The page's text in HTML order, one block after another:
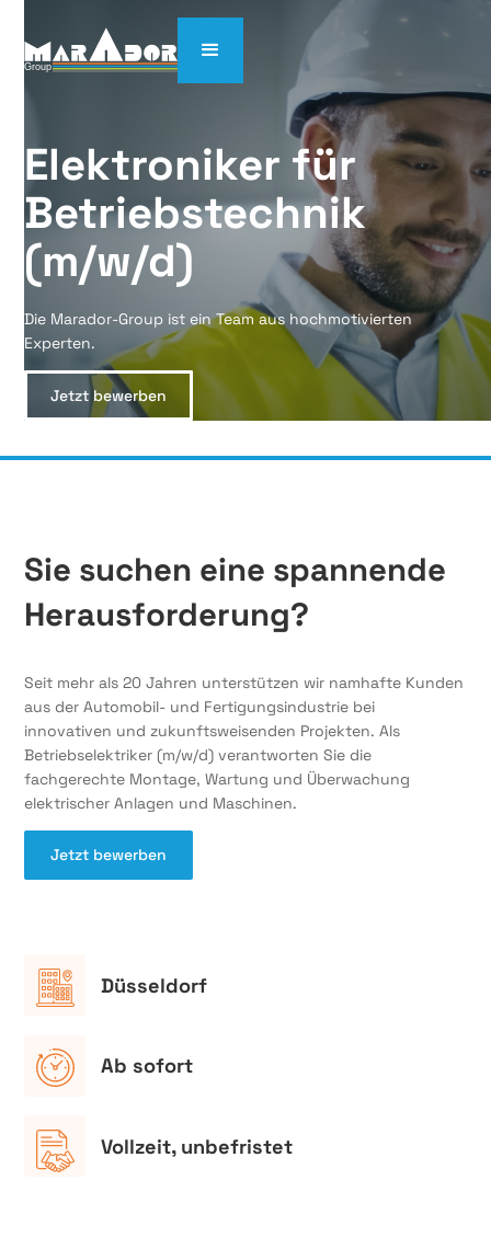
Elektroniker für
Betriebstechnik
(m/w/d)
Die Marador-Group ist ein Team aus hochmotivierten
Experten.
Jetzt bewerben
Sie suchen eine spannende
Herausforderung?
Seit mehr als 20 Jahren unterstützen wir namhafte Kunden
aus der Automobil- und Fertigungsindustrie bei
innovativen und zukunftsweisenden Projekten. Als
Betriebselektriker (m/w/d) verantworten Sie die
fachgerechte Montage, Wartung und Überwachung
elektrischer Anlagen und Maschinen.
Jetzt bewerben
Düsseldorf
Ab sofort
Vollzeit, unbefristet